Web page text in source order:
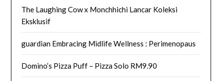
The Laughing Cow x Monchhichi Lancar Koleksi
Eksklusif
guardian Embracing Midlife Wellness : Perimenopaus
Domino’s Pizza Puff – Pizza Solo RM9.90